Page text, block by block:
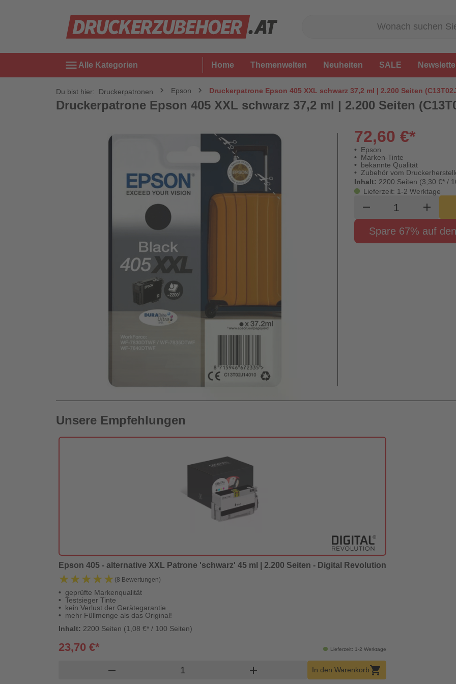
menu Alle Kategorien Home Themenwelten Neuheiten SALE
Du bist hier: Druckerpatronen Epson Druckerpatrone Epson 405 XXL schwarz 37,2 ml | 2.200 Seiten
Druckerpatrone Epson 405 XXL schwarz 37,2 ml | 2.200 Seiten
72,60 €*
Epson
Marken-Tinte
bekannte Qualität
Zubehör vom
Inhalt: 2200 Seiten (3,30 €* /
Lieferzeit: 1-2 Werktage
remove Produktadd
Spare 67% auf
Unsere Empfehlungen
Epson 405 - alternative XXL Patrone 'schwarz' 45 ml | 2.200 Seiten - Digital Revolution
★★★★★
★★★★★ (8 Bewertungen)
geprüfte Markenqualität
Testsieger Tinte
kein Verlust der Gerätegarantie
mehr Füllmenge als das Original!
Inhalt: 2200 Seiten (1,08 €* / 100 Seiten)
Lieferzeit: 1-2 Werktage
23,70 €*
remove Produkt Warenkorb Menge
add In den Warenkorbshopping_cart